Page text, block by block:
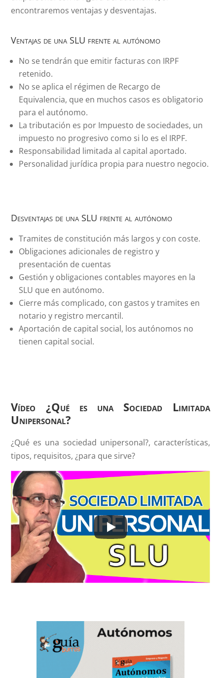
encontraremos ventajas y desventajas.
Ventajas de una SLU frente al autónomo
No se tendrán que emitir facturas con IRPF
retenido.
No se aplica el régimen de Recargo de
Equivalencia, que en muchos casos es obligatorio
para el autónomo.
La tributación es por Impuesto de sociedades, un
impuesto no progresivo como si lo es el IRPF.
Responsabilidad limitada al capital aportado.
Personalidad jurídica propia para nuestro negocio.
Desventajas de una SLU frente al autónomo
Tramites de constitución más largos y con coste.
Obligaciones adicionales de registro y
presentación de cuentas
Gestión y obligaciones contables mayores en la
SLU que en autónomo.
Cierre más complicado, con gastos y tramites en
notario y registro mercantil.
Aportación de capital social, los autónomos no
tienen capital social.
Vídeo ¿Qué es una Sociedad Limitada
Unipersonal?
¿Qué es una sociedad unipersonal?, características,
tipos, requisitos, ¿para que sirve?